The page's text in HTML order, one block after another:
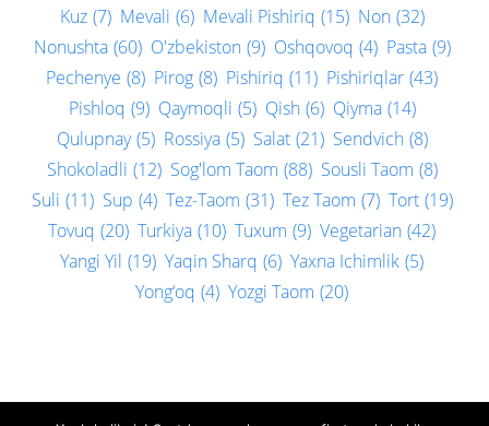
Kuz (7) Mevali (6) Mevali Pishiriq (15) Non (32)
Nonushta (60) O'zbekiston (9) Oshqovoq (4) Pasta (9)
Pechenye (8) Pirog (8) Pishiriq (11) Pishiriqlar (43)
Pishloq (9) Qaymoqli (5) Qish (6) Qiyma (14)
Qulupnay (5) Rossiya (5) Salat (21) Sendvich (8)
Shokoladli (12) Sog'lom Taom (88) Sousli Taom (8)
Suli (11) Sup (4) Tez-Taom (31) Tez Taom (7) Tort (19)
Tovuq (20) Turkiya (10) Tuxum (9) Vegetarian (42)
Yangi Yil (19) Yaqin Sharq (6) Yaxna Ichimlik (5)
Yong‘oq (4) Yozgi Taom (20)